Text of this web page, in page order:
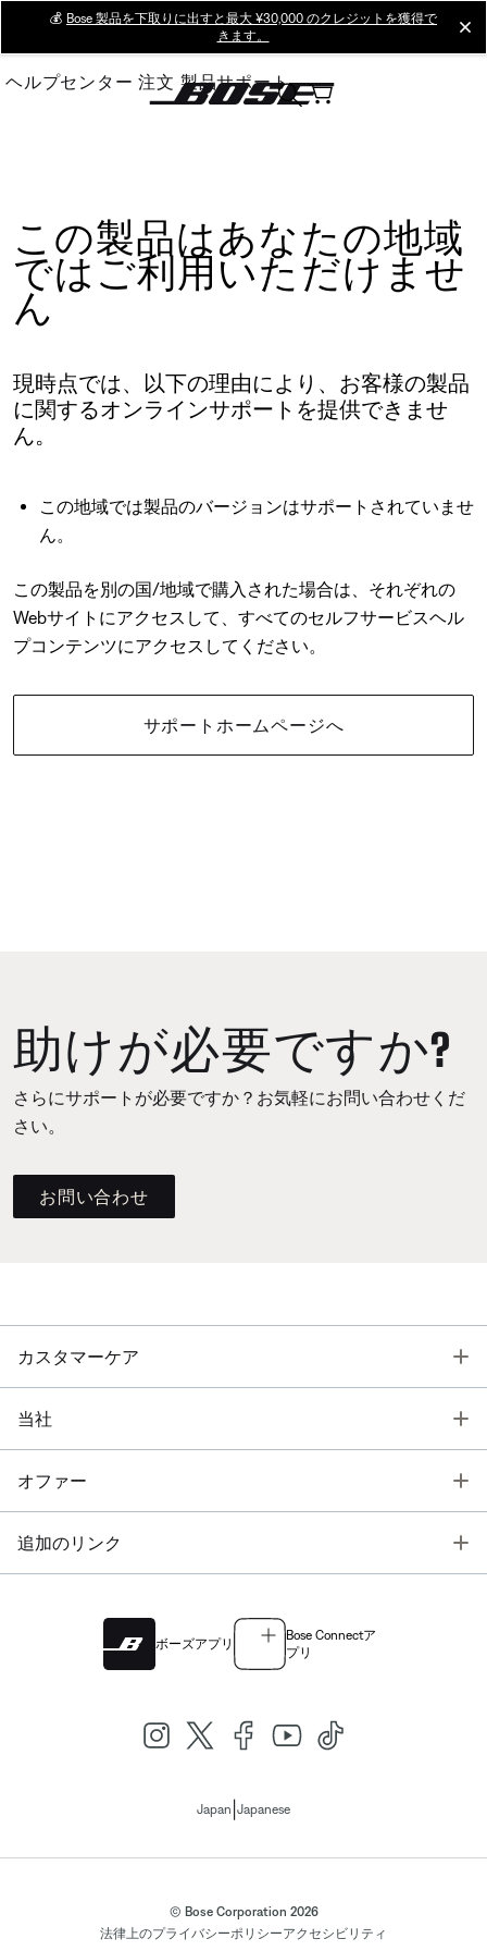
Main
💰 Bose 製品を下取りに出すと最大 ¥30,000 のクレジットを獲得で
きます。
ヘルプセンター 注文 製品サポート
この製品はあなたの地域
ではご利用いただけませ
ん
現時点では、以下の理由により、お客様の製品
に関するオンラインサポートを提供できませ
ん。
この地域では製品のバージョンはサポートされていませ
ん。
この製品を別の国/地域で購入された場合は、それぞれの
Webサイトにアクセスして、すべてのセルフサービスヘル
プコンテンツにアクセスしてください。
サポートホームページへ
助けが必要ですか?
さらにサポートが必要ですか？お気軽にお問い合わせくだ
さい。
お問い合わせ
カスタマーケア
当社
オファー
追加のリンク
ボーズアプリ
Bose Connectア
プリ
Japan Japanese
© Bose Corporation 2026
法律上のプライバシーポリシーアクセシビリティ